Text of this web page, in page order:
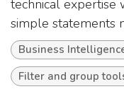
technical expertise
simple statements
Business
Filter and group